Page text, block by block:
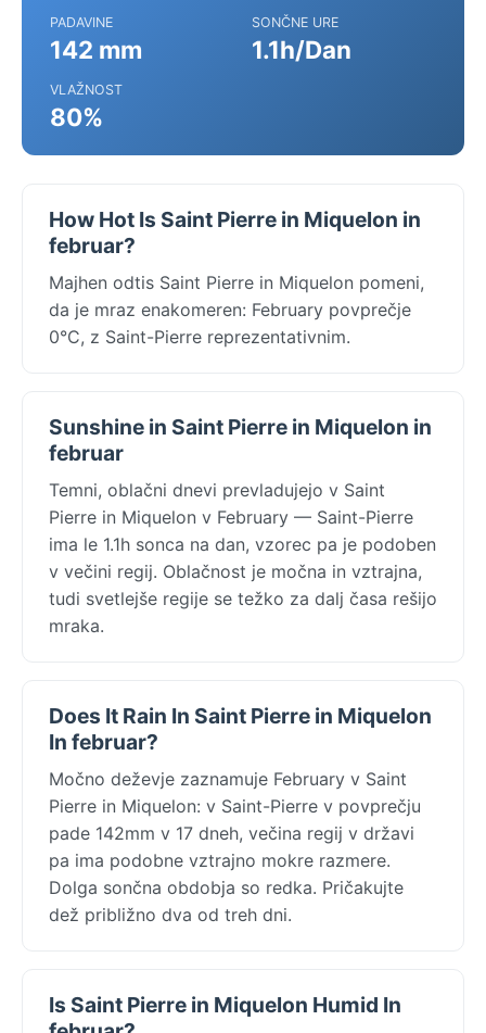
PADAVINE
142 mm
SONČNE URE
1.1h/Dan
VLAŽNOST
80%
How Hot Is Saint Pierre in Miquelon in
februar?
Majhen odtis Saint Pierre in Miquelon pomeni,
da je mraz enakomeren: February povprečje
0°C, z Saint-Pierre reprezentativnim.
Sunshine in Saint Pierre in Miquelon in
februar
Temni, oblačni dnevi prevladujejo v Saint
Pierre in Miquelon v February — Saint-Pierre
ima le 1.1h sonca na dan, vzorec pa je podoben
v večini regij. Oblačnost je močna in vztrajna,
tudi svetlejše regije se težko za dalj časa rešijo
mraka.
Does It Rain In Saint Pierre in Miquelon
In februar?
Močno deževje zaznamuje February v Saint
Pierre in Miquelon: v Saint-Pierre v povprečju
pade 142mm v 17 dneh, večina regij v državi
pa ima podobne vztrajno mokre razmere.
Dolga sončna obdobja so redka. Pričakujte
dež približno dva od treh dni.
Is Saint Pierre in Miquelon Humid In